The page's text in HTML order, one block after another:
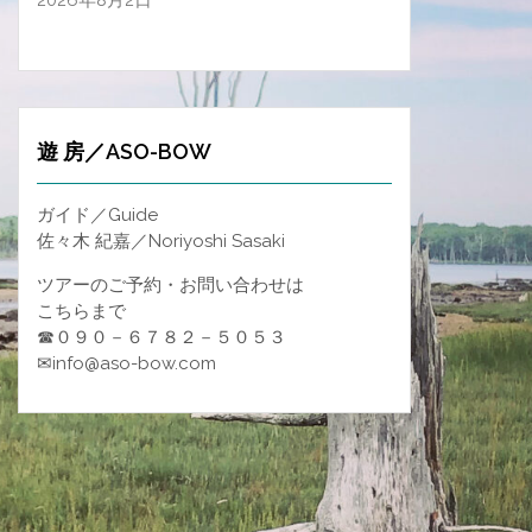
遊 房／ASO-BOW
ガイド／Guide
佐々木 紀嘉／Noriyoshi Sasaki
ツアーのご予約・お問い合わせは
こちらまで
☎０９０－６７８２－５０５３
✉info@aso-bow.com